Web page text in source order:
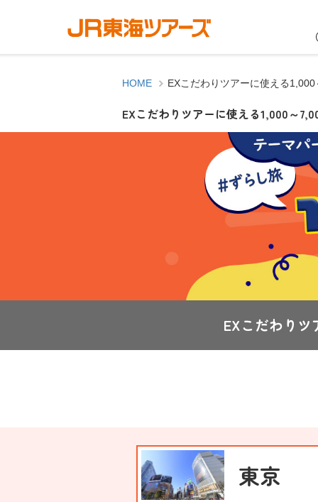
HOME EXこだわりツアーに使える
EXこだわりツアーに使える1,000～
EXこだわりツ
東京